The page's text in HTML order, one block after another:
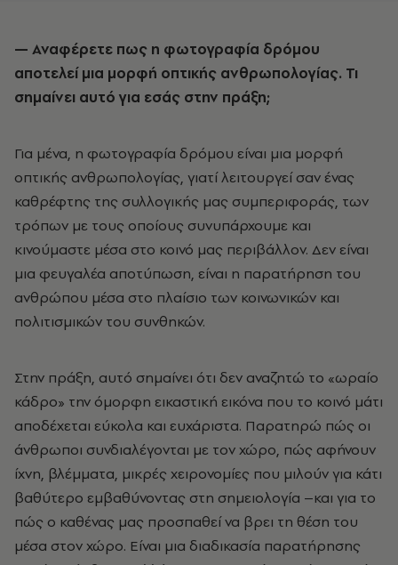
— Αναφέρετε πως η φωτογραφία δρόμου
αποτελεί μια μορφή οπτικής ανθρωπολογίας. Τι
σημαίνει αυτό για εσάς στην πράξη;
Για μένα, η φωτογραφία δρόμου είναι μια μορφή
οπτικής ανθρωπολογίας, γιατί λειτουργεί σαν ένας
καθρέφτης της συλλογικής μας συμπεριφοράς, των
τρόπων με τους οποίους συνυπάρχουμε και
κινούμαστε μέσα στο κοινό μας περιβάλλον. Δεν είναι
μια φευγαλέα αποτύπωση, είναι η παρατήρηση του
ανθρώπου μέσα στο πλαίσιο των κοινωνικών και
πολιτισμικών του συνθηκών.
Στην πράξη, αυτό σημαίνει ότι δεν αναζητώ το «ωραίο
κάδρο» την όμορφη εικαστική εικόνα που το κοινό μάτι
αποδέχεται εύκολα και ευχάριστα. Παρατηρώ πώς οι
άνθρωποι συνδιαλέγονται με τον χώρο, πώς αφήνουν
ίχνη, βλέμματα, μικρές χειρονομίες που μιλούν για κάτι
βαθύτερο εμβαθύνοντας στη σημειολογία –και για το
πώς ο καθένας μας προσπαθεί να βρει τη θέση του
μέσα στον χώρο. Είναι μια διαδικασία παρατήρησης